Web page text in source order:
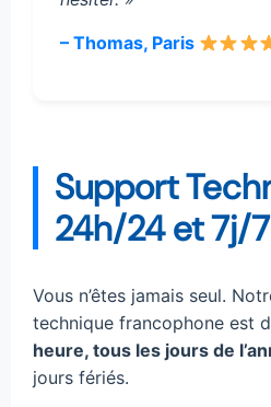
– Thomas, Paris
Support
24h/24 et 7j/7
Vous n’êtes jamais seul.
technique francophone est
heure, tous les jours de
jours fériés.